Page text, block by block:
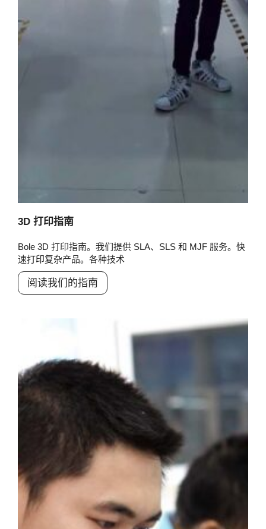
3D 打印指南
Bole 3D 打印指南。我们提供 SLA、SLS 和 MJF 服务。快
速打印复杂产品。各种技术
阅读我们的指南